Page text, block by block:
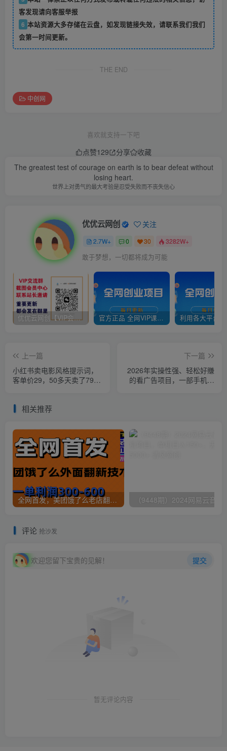
客发现请向客服举报
6 本站资源大多存储在云盘，如发现链接失效，请联系我们我们
会第一时间更新。
THE END
中创网
喜欢就支持一下吧
点赞129 分享
收藏
The greatest test of courage on earth is to bear defeat without
losing heart.
世界上对勇气的最大考验是忍受失败而不丧失信心
优优云网创 关注
2.7W+ 0 30 3282W+
敢于梦想，一切都将成为可能
优优云网创【VIP会员专属交流群】 官方正品 全网VIP课程 无损下载~
上一篇
小红书卖电影风格提示词，
客单价29，50多天卖了790
下一篇
2026年实操性强、轻松好賺
的看广告项目，一部手机平
相关推荐
全网首发，美团饿了么老店翻新最新技术，一单利润300-600
评论 抢沙发
欢迎您留下宝贵的见解！ 提交
暂无评论内容